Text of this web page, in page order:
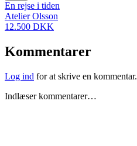
En rejse i tiden
Atelier Olsson
12.500 DKK
Kommentarer
Log ind for at skrive en kommentar.
Indlæser kommentarer…